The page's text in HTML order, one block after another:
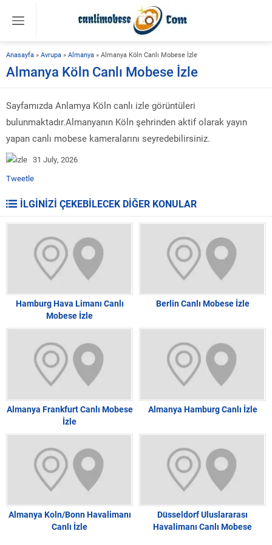
Anasayfa » Avrupa » Almanya » Almanya Köln Canlı Mobese İzle
Almanya Köln Canlı Mobese İzle
Sayfamızda Anlamya Köln canlı izle görüntüleri
bulunmaktadır.Almanyanın Köln şehrinden aktif olarak yayın
yapan canlı mobese kameralarını seyredebilirsiniz.
31 July, 2026
Tweetle
İLGİNİZİ ÇEKEBİLECEK DİĞER KONULAR
Hamburg Hava Limanı Canlı
Mobese İzle
Berlin Canlı Mobese İzle
Almanya Frankfurt Canlı Mobese
İzle
Almanya Hamburg Canlı İzle
Almanya Koln/Bonn Havalimanı
Canlı İzle
Düsseldorf Uluslararası
Havalimanı Canlı Mobese